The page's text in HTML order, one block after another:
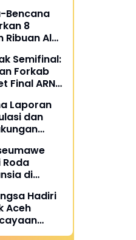
Bencana
8
Alat
Semifinal:
Forkab
Final ARN
Laporan
dan
Ateuh
Roda
di
Hadiri
Aceh
Kunci